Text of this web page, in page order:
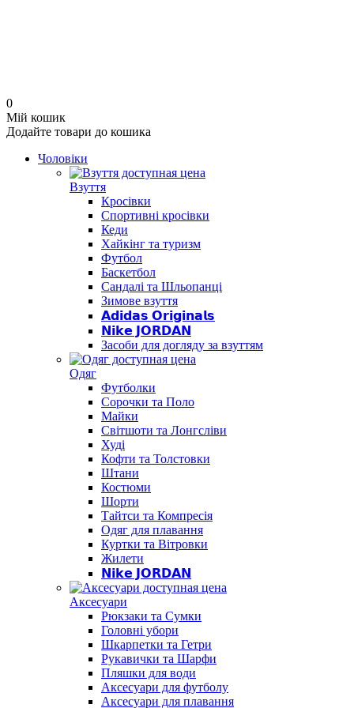
0
Мій кошик
Додайте товари до кошика
Чоловіки
Взуття
Кросівки
Спортивні кросівки
Кеди
Хайкінг та туризм
Футбол
Баскетбол
Сандалі та Шльопанці
Зимове взуття
𝗔𝗱𝗶𝗱𝗮𝘀 𝗢𝗿𝗶𝗴𝗶𝗻𝗮𝗹𝘀
𝗡𝗶𝗸𝗲 𝗝𝗢𝗥𝗗𝗔𝗡
Засоби для догляду за взуттям
Одяг
Футболки
Сорочки та Поло
Майки
Світшоти та Лонгсліви
Худі
Кофти та Толстовки
Штани
Костюми
Шорти
Тайтси та Компресія
Одяг для плавання
Куртки та Вітровки
Жилети
𝗡𝗶𝗸𝗲 𝗝𝗢𝗥𝗗𝗔𝗡
Аксесуари
Рюкзаки та Сумки
Головні убори
Шкарпетки та Гетри
Рукавички та Шарфи
Пляшки для води
Аксесуари для футболу
Аксесуари для плавання